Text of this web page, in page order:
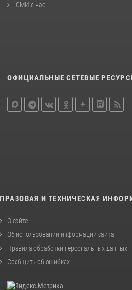
СМИ о нас
ОФИЦИАЛЬНЫЕ СЕТЕВЫЕ
ПРАВОВАЯ И ТЕХНИЧЕСКАЯ
О сайте
Об использовании информации сайта
Правила обработки персональных данных
Сообщить об ошибках